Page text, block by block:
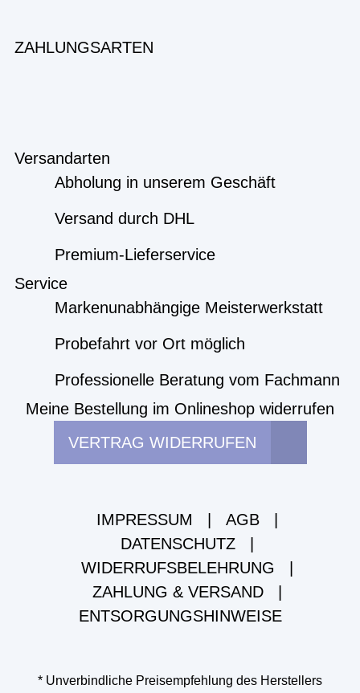
ZAHLUNGSARTEN
Versandarten
Abholung in unserem Geschäft
Versand durch DHL
Premium-Lieferservice
Service
Markenunabhängige Meisterwerkstatt
Probefahrt vor Ort möglich
Professionelle Beratung vom Fachmann
Meine Bestellung im Onlineshop widerrufen
VERTRAG WIDERRUFEN
IMPRESSUM AGB
DATENSCHUTZ
WIDERRUFSBELEHRUNG
ZAHLUNG & VERSAND
ENTSORGUNGSHINWEISE
* Unverbindliche Preisempfehlung des Herstellers